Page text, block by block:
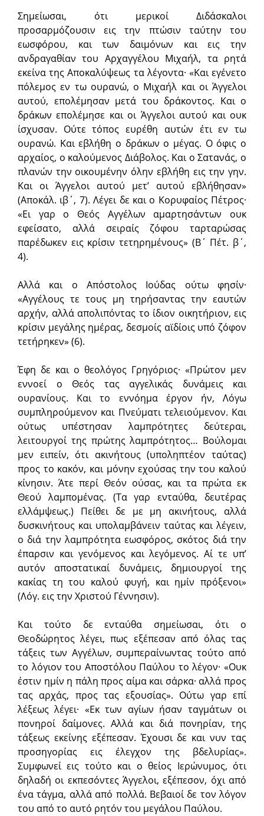
Σημείωσαι, ότι μερικοί Διδάσκαλοι
προσαρμόζουσιν εις την πτώσιν ταύτην του
εωσφόρου, και των δαιμόνων και εις την
ανδραγαθίαν του Αρχαγγέλου Μιχαήλ, τα ρητά
εκείνα της Αποκαλύψεως τα λέγοντα· «Kαι εγένετο
πόλεμος εν τω ουρανώ, ο Μιχαήλ και οι Άγγελοι
αυτού, επολέμησαν μετά του δράκοντος. Kαι ο
δράκων επολέμησε και οι Άγγελοι αυτού και ουκ
ίσχυσαν. Ούτε τόπος ευρέθη αυτών έτι εν τω
ουρανώ. Kαι εβλήθη ο δράκων ο μέγας. Ο όφις ο
αρχαίος, ο καλούμενος Διάβολος. Kαι ο Σατανάς, ο
πλανών την οικουμένην όλην εβλήθη εις την γην.
Kαι οι Άγγελοι αυτού μετ’ αυτού εβλήθησαν»
(Αποκάλ. ιβ΄, 7). Λέγει δε και ο Kορυφαίος Πέτρος·
«Ει γαρ ο Θεός Αγγέλων αμαρτησάντων ουκ
εφείσατο, αλλά σειραίς ζόφου ταρταρώσας
παρέδωκεν εις κρίσιν τετηρημένους» (Β΄ Πέτ. β΄,
4).
Αλλά και ο Απόστολος Ιούδας ούτω φησίν·
«Αγγέλους τε τους μη τηρήσαντας την εαυτών
αρχήν, αλλά απολιπόντας το ίδιον οικητήριον, εις
κρίσιν μεγάλης ημέρας, δεσμοίς αϊδίοις υπό ζόφον
τετήρηκεν» (6).
Έφη δε και ο θεολόγος Γρηγόριος· «Πρώτον μεν
εννοεί ο Θεός τας αγγελικάς δυνάμεις και
ουρανίους. Kαι το εννόημα έργον ήν, Λόγω
συμπληρούμενον και Πνεύματι τελειούμενον. Kαι
ούτως υπέστησαν λαμπρότητες δεύτεραι,
λειτουργοί της πρώτης λαμπρότητος… Βούλομαι
μεν ειπείν, ότι ακινήτους (υποληπτέον ταύτας)
προς το κακόν, και μόνην εχούσας την του καλού
κίνησιν. Άτε περί Θεόν ούσας, και τα πρώτα εκ
Θεού λαμπομένας. (Τα γαρ ενταύθα, δευτέρας
ελλάμψεως.) Πείθει δε με μη ακινήτους, αλλά
δυσκινήτους και υπολαμβάνειν ταύτας και λέγειν,
ο διά την λαμπρότητα εωσφόρος, σκότος διά την
έπαρσιν και γενόμενος και λεγόμενος. Αί τε υπ’
αυτόν αποστατικαί δυνάμεις, δημιουργοί της
κακίας τη του καλού φυγή, και ημίν πρόξενοι»
(Λόγ. εις την Χριστού Γέννησιν).
Και τούτο δε ενταύθα σημείωσαι, ότι ο
Θεοδώρητος λέγει, πως εξέπεσαν από όλας τας
τάξεις των Αγγέλων, συμπεραίνωντας τούτο από
το λόγιον του Αποστόλου Παύλου το λέγον· «Ουκ
έστιν ημίν η πάλη προς αίμα και σάρκα· αλλά προς
τας αρχάς, προς τας εξουσίας». Ούτω γαρ επί
λέξεως λέγει· «Εκ των αγίων ήσαν ταγμάτων οι
πονηροί δαίμονες. Αλλά και διά πονηρίαν, της
τάξεως εκείνης εξέπεσαν. Έχουσι δε και νυν τας
προσηγορίας εις έλεγχον της βδελυρίας».
Συμφωνεί εις τούτο και ο θείος Ιερώνυμος, ότι
δηλαδή οι εκπεσόντες Άγγελοι, εξέπεσον, όχι από
ένα τάγμα, αλλά από πολλά. Βεβαιοί δε τον λόγον
του από το αυτό ρητόν του μεγάλου Παύλου.